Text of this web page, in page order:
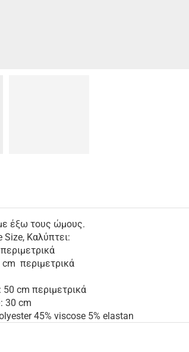
έξω τους ώμους.
Size, Καλύπτει:
περιμετρικά
50 cm περιμετρικά
30 cm
45% viscose 5% elastan